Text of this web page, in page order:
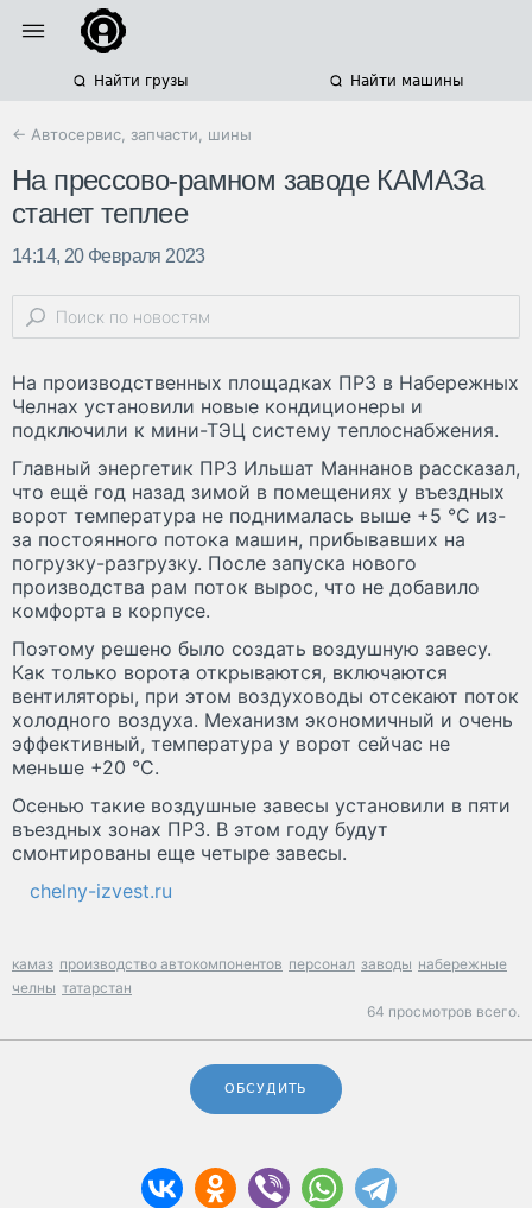
Найти грузы Найти машины
← Автосервис, запчасти, шины
На прессово-рамном заводе КАМАЗа
станет теплее
14:14, 20 Февраля 2023
На производственных площадках ПРЗ в Набережных
Челнах установили новые кондиционеры и
подключили к мини-ТЭЦ систему теплоснабжения.
Главный энергетик ПРЗ Ильшат Маннанов рассказал,
что ещё год назад зимой в помещениях у въездных
ворот температура не поднималась выше +5 °C из-
за постоянного потока машин, прибывавших на
погрузку-разгрузку. После запуска нового
производства рам поток вырос, что не добавило
комфорта в корпусе.
Поэтому решено было создать воздушную завесу.
Как только ворота открываются, включаются
вентиляторы, при этом воздуховоды отсекают поток
холодного воздуха. Механизм экономичный и очень
эффективный, температура у ворот сейчас не
меньше +20 °C.
Осенью такие воздушные завесы установили в пяти
въездных зонах ПРЗ. В этом году будут
смонтированы еще четыре завесы.
chelny-izvest.ru
камаз производство автокомпонентов персонал заводы набережные
челны татарстан
64 просмотров всего.
ОБСУДИТЬ